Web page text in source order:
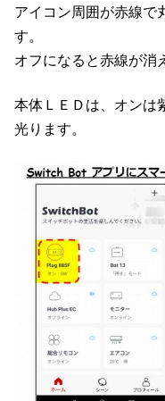
アイコン周囲が赤線で
す。
オフになると赤線が消
本体ＬＥＤは、オンは
光ります。